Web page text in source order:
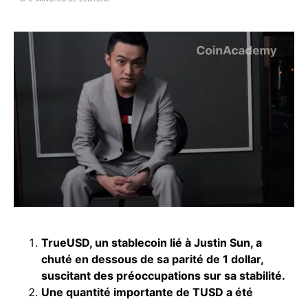
TrueUSD, un stablecoin lié à Justin Sun, a
chuté en dessous de sa parité de 1 dollar,
suscitant des préoccupations sur sa stabilité.
Une quantité importante de TUSD a été